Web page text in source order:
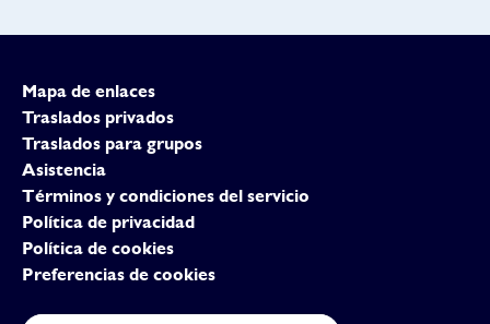
Mapa de enlaces
Traslados privados
Traslados para grupos
Asistencia
Términos y condiciones del servicio
Política de privacidad
Política de cookies
Preferencias de cookies